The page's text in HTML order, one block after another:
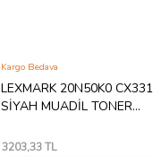
LEXMARK 20N50K0 CX331
SİYAH MUADİL TONER
CX431
Kargo Bedava
3203,33 TL